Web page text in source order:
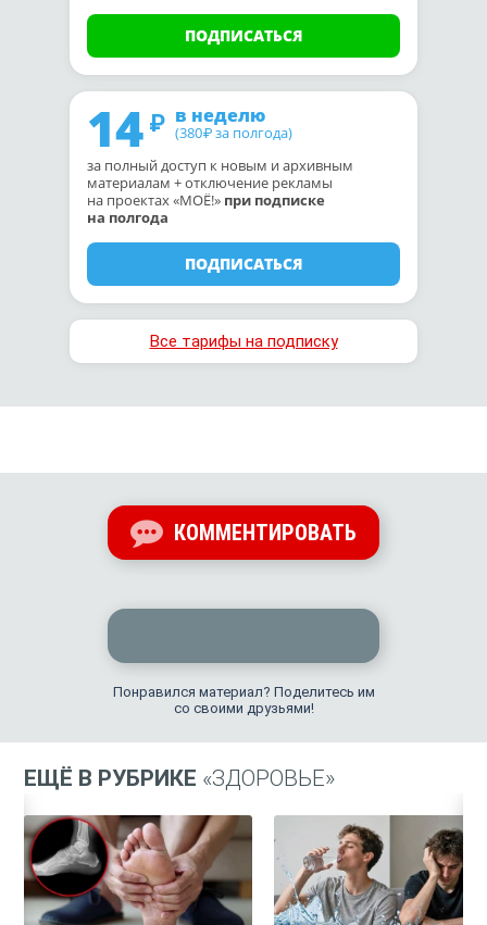
ПОДПИСАТЬСЯ
14 в неделю
(380₽ за полгода)
за полный доступ к новым и архивным
материалам + отключение рекламы
на проектах «МОЁ!» при подписке
на полгода
ПОДПИСАТЬСЯ
Все тарифы на подписку
КОММЕНТИРОВАТЬ
Понравился материал? Поделитесь им
со своими друзьями!
ЕЩЁ В РУБРИКЕ «ЗДОРОВЬЕ»